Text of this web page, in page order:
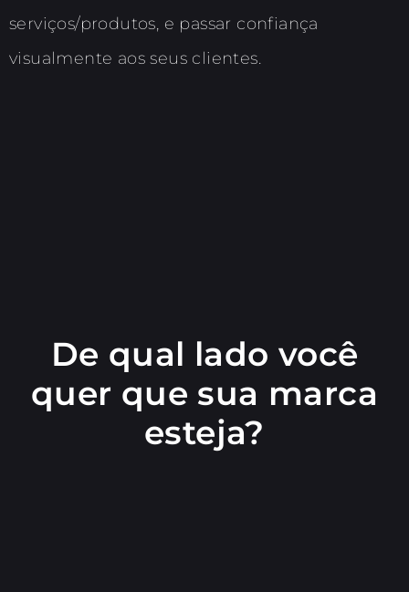
serviços/produtos, e passar confiança
visualmente aos seus clientes.
De qual lado você
quer que sua marca
esteja?